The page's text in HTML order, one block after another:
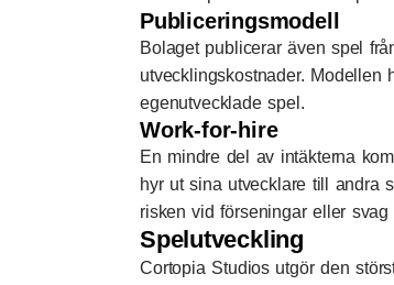
Publiceringsmodell
Bolaget publicerar även spel
utvecklingskostnader.
egenutvecklade spel.
Work-for-hire
En mindre del av intäkterna
hyr ut sina utvecklare till andra
risken vid förseningar eller
Spelutveckling
Cortopia Studios utgör den